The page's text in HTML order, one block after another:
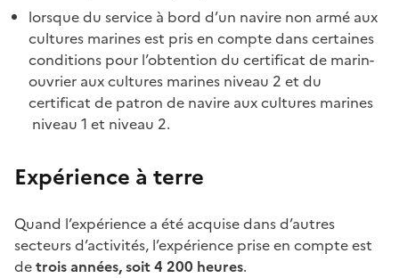
lorsque du service à bord d’un navire non armé aux
cultures marines est pris en compte dans certaines
conditions pour l’obtention du certificat de marin-
ouvrier aux cultures marines niveau 2 et du
certificat de patron de navire aux cultures marines
niveau 1 et niveau 2.
Expérience à terre
Quand l’expérience a été acquise dans d’autres
secteurs d’activités, l’expérience prise en compte est
detrois années, soit 4 200 heures.